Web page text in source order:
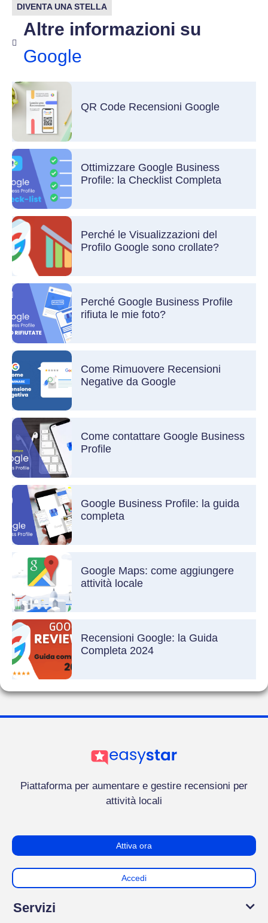
DIVENTA UNA STELLA
Altre informazioni su
Google
QR Code Recensioni Google
Ottimizzare Google Business
Profile: la Checklist Completa
Perché le Visualizzazioni del
Profilo Google sono crollate?
Perché Google Business Profile
rifiuta le mie foto?
Come Rimuovere Recensioni
Negative da Google
Come contattare Google Business
Profile
Google Business Profile: la guida
completa
Google Maps: come aggiungere
attività locale
Recensioni Google: la Guida
Completa 2024
Piattaforma per aumentare e gestire recensioni per
attività locali
Attiva ora
Accedi
Servizi